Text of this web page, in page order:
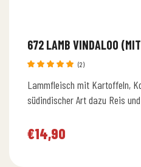
672 LAMB VINDALOO
mit5.00
(2)
Lammfleisch mit Kartoffeln,
südindischer Art dazu Reis
€14,90